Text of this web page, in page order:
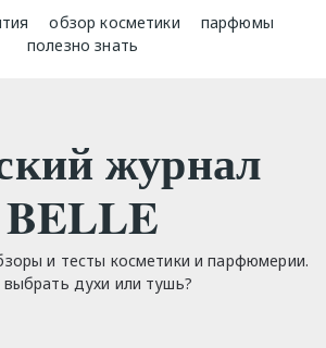
обзор косметики
парфюмы
полезно знать
журнал
BELLE
и тесты косметики и парфюмерии.
выбрать духи или тушь?